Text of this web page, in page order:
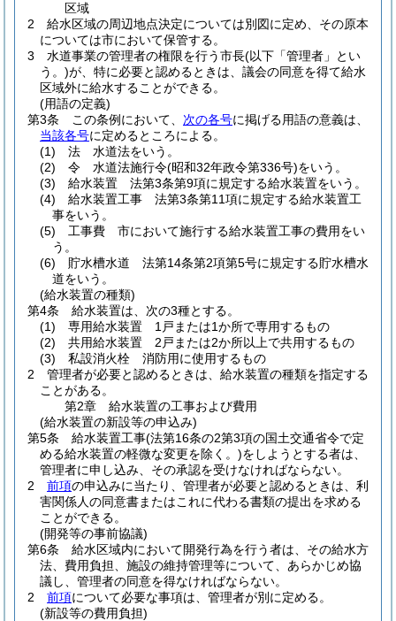
区域
2
給水区域の周辺地点決定については別図に定め、その原本
については市において保管する。
3
水道事業の管理者の権限を行う市長(以下「管理者」とい
う。)が、特に必要と認めるときは、議会の同意を得て給水
区域外に給水することができる。
(用語の定義)
第3条
この条例において、 次の各号に掲げる用語の意義は、
当該各号に定めるところによる。
(1)
法 水道法をいう。
(2)
令 水道法施行令(昭和32年政令第336号)をいう。
(3)
給水装置 法第3条第9項に規定する給水装置をいう。
(4)
給水装置工事 法第3条第11項に規定する給水装置工
事をいう。
(5)
工事費 市において施行する給水装置工事の費用をい
う。
(6)
貯水槽水道 法第14条第2項第5号に規定する貯水槽水
道をいう。
(給水装置の種類)
第4条
給水装置は、次の3種とする。
(1)
専用給水装置 1戸または1か所で専用するもの
(2)
共用給水装置 2戸または2か所以上で共用するもの
(3)
私設消火栓 消防用に使用するもの
2
管理者が必要と認めるときは、給水装置の種類を指定する
ことがある。
第2章
給水装置の工事および費用
(給水装置の新設等の申込み)
第5条
給水装置工事(法第16条の2第3項の国土交通省令で定
める給水装置の軽微な変更を除く。)をしようとする者は、
管理者に申し込み、その承認を受けなければならない。
2
前項の申込みに当たり、管理者が必要と認めるときは、利
害関係人の同意書またはこれに代わる書類の提出を求める
ことができる。
(開発等の事前協議)
第6条
給水区域内において開発行為を行う者は、その給水方
法、費用負担、施設の維持管理等について、あらかじめ協
議し、管理者の同意を得なければならない。
2
前項について必要な事項は、管理者が別に定める。
(新設等の費用負担)